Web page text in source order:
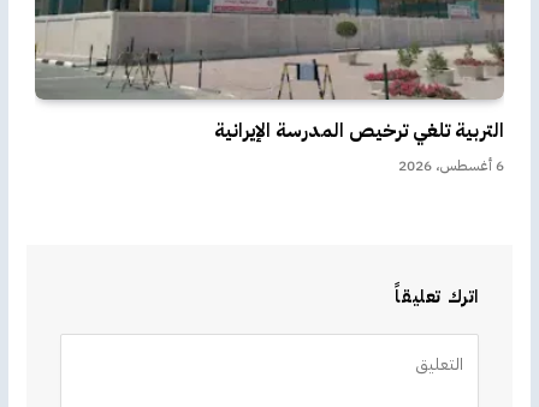
التربية تلغي ترخيص المدرسة الإيرانية
6 أغسطس، 2026
اترك تعليقاً